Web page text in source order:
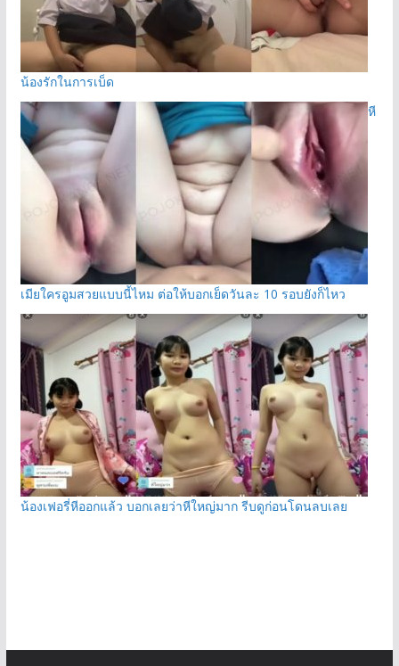
น้องรักในการเบ็ด
หี
เมียใครอูมสวยแบบนี้ไหม ต่อให้บอกเย็ดวันละ 10 รอบยังก็ไหว
น้องเฟอรี่หีออกแล้ว บอกเลยว่าหีใหญ่มาก รีบดูก่อนโดนลบเลย